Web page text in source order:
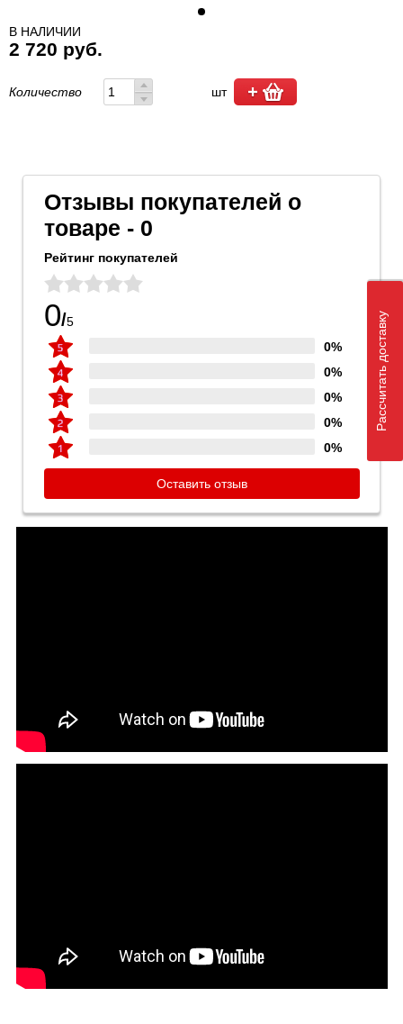
В НАЛИЧИИ
2 720 руб.
Количество шт
Отзывы покупателей о
товаре - 0
Рейтинг покупателей
0/5
0%
0%
0%
0%
0%
Оставить отзыв
Рассчитать доставку